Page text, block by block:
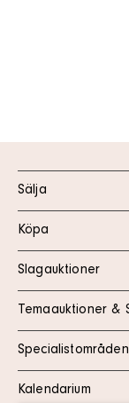
Sälja
Köpa
Slagauktioner
Temaauktioner &
Specialistområden
Kalendarium